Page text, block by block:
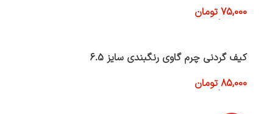
75,000 تومان
انتخاب گزینه ها
کیف گردنی چرم گاوی رنگبندی سایز 6.5
85,000 تومان